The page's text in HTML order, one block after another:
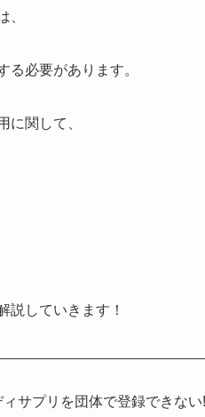
、
る必要があります。
に関して、
説していきます！
ィサプリを団体で登録できな